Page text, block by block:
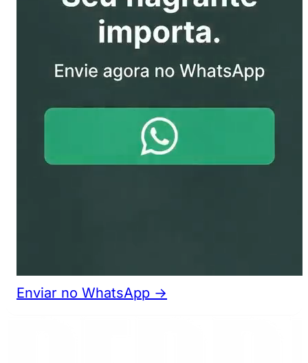
Enviar no WhatsApp →